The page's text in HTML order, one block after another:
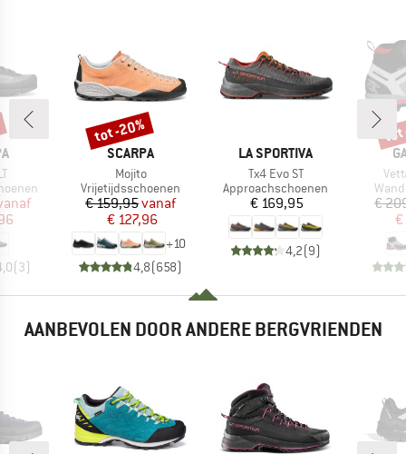
prijs
(3)
MERK
SCARPA
Artikel
Mojito
Productgroep
Vrijetijdsschoenen
Prijs
€ 159,95Verlaagde prijs
vanaf
€ 127,96
+10
4,8(658)
Korting
tot -20%
MERK
LA SPORTIVA
Artikel
Tx4 Evo ST
Productgroep
Approachschoenen
Prijs
€ 169,95
4,2(9)
€
€
AANBEVOLEN DOOR ANDERE BERGVRIENDEN